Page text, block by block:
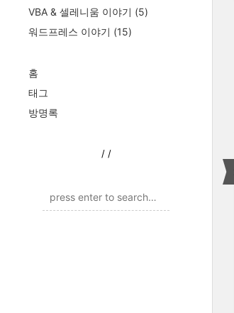
VBA & 셀레니움 이야기 (5)
워드프레스 이야기 (15)
홈
태그
방명록
/ /